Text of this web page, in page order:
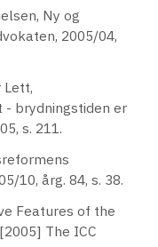
Ny og
2005/04,
Lett,
brydningstiden er
s. 211.
10, årg. 84, s. 38.
Features of the
The ICC